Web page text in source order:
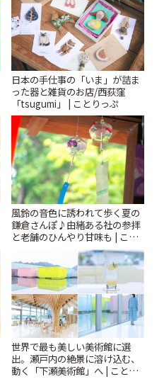
日本の手仕事の「いま」が詰ま
った器と雑貨のお店/西荻窪
「tsugumi」 | ことりっぷ
風鈴の音色に誘われて歩く夏の
鎌倉さんぽ♪由緒ある社の参拝
と老舗のひんやり甘味も | こと
世界で最も美しい美術館に選
出。瀬戸内の絶景に溶け込む、
動く「下瀬美術館」へ | ことり